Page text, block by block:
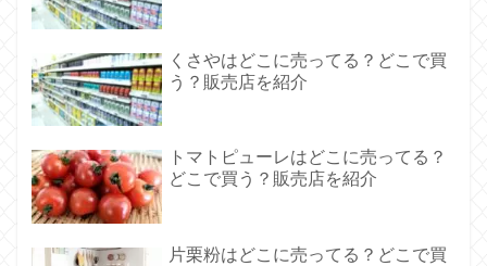
くさやはどこに売ってる？どこで買
う？販売店を紹介
トマトピューレはどこに売ってる？
どこで買う？販売店を紹介
片栗粉はどこに売ってる？どこで買